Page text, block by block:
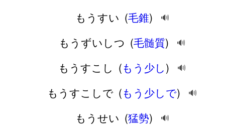
もうすい (毛錐) 🔊
もうずいしつ (毛髄質) 🔊
もうすこし (もう少し) 🔊
もうすこしで (もう少しで) 🔊
もうせい (猛勢) 🔊